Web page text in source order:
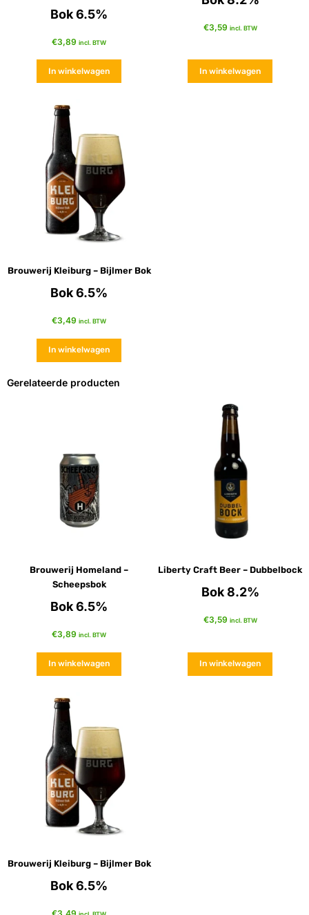
Bok 6.5%
€3,89 incl. BTW
In winkelwagen
€3,59 incl. BTW
In winkelwagen
Brouwerij Kleiburg – Bijlmer Bok
Bok 6.5%
€3,49 incl. BTW
In winkelwagen
Gerelateerde producten
Brouwerij Homeland –
Scheepsbok
Bok 6.5%
€3,89 incl. BTW
In winkelwagen
Liberty Craft Beer – Dubbelbock
Bok 8.2%
€3,59 incl. BTW
In winkelwagen
Brouwerij Kleiburg – Bijlmer Bok
Bok 6.5%